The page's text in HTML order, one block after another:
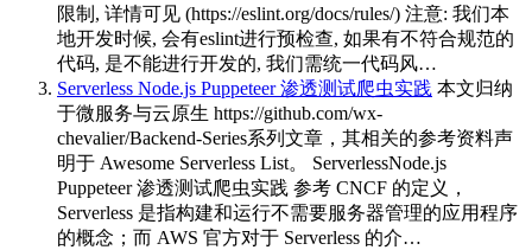
限制, 详情可见 (https://eslint.org/docs/rules/) 注意: 我们本
地开发时候, 会有eslint进行预检查, 如果有不符合规范的
代码, 是不能进行开发的, 我们需统一代码风…
Serverless Node.js Puppeteer 渗透测试爬虫实践 本文归纳
于微服务与云原生 https://github.com/wx-
chevalier/Backend-Series系列文章，其相关的参考资料声
明于 Awesome Serverless List。 ServerlessNode.js
Puppeteer 渗透测试爬虫实践 参考 CNCF 的定义，
Serverless 是指构建和运行不需要服务器管理的应用程序
的概念；而 AWS 官方对于 Serverless 的介…